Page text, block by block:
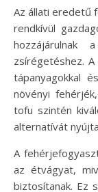
Az állati eredetű
rendkívül
hozzájárulnak
zsírégetéshez.
tápanyagokkal
növényi
tofu szintén
alternatívát
A
az étvágyat,
biztosítanak. Ez